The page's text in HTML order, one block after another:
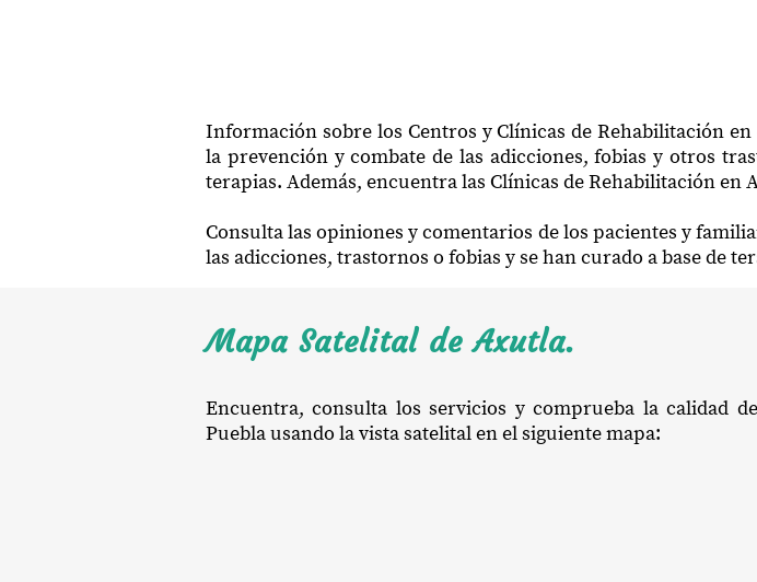
Información sobre los Centros y Clínicas de Rehabilitación
la prevención y combate de las adicciones, fobias y otros
terapias. Además, encuentra las Clínicas de Rehabilitación en
Consulta las opiniones y comentarios de los pacientes y
las adicciones, trastornos o fobias y se han curado a base de
Mapa Satelital de Axutla.
Encuentra, consulta los servicios y comprueba la calidad
Puebla usando la vista satelital en el siguiente mapa: